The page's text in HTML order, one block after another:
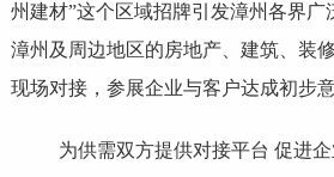
州建材”这个区域招牌引发漳州各界广
漳州及周边地区的房地产、建筑、装
现场对接，参展企业与客户达成初步意
为供需双方提供对接平台 促进企